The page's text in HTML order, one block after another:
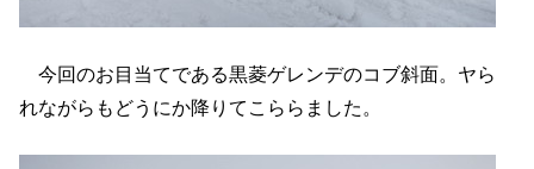
今回のお目当てである黒菱ゲレンデのコブ斜面。ヤら
れながらもどうにか降りてこららました。